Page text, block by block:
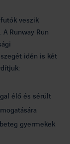
veszik
Runway Run
idén is két
élő és sérült
gyermekek